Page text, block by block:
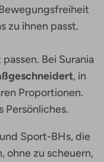
zu ihnen passt.
Bei Surania
, in
Proportionen.
Persönliches.
Sport-BHs, die
ohne zu scheuern,